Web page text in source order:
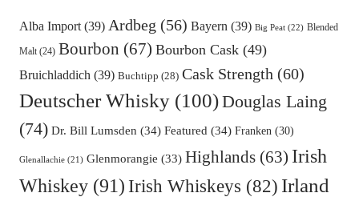
Alba Import(39) Ardbeg (56) Bayern(39) Big Peat(22) Blended
Malt(24) Bourbon (67) Bourbon Cask(49)
Bruichladdich(39) Buchtipp (28) Cask Strength (60)
Deutscher Whisky(100)Douglas Laing
(74) Dr. Bill Lumsden (34) Featured (34) Franken(30)
Glenallachie(21) Glenmorangie (33) Highlands(63) Irish
Whiskey(91) Irish Whiskeys (82) Irland